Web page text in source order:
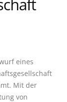
eines
Mit der
von